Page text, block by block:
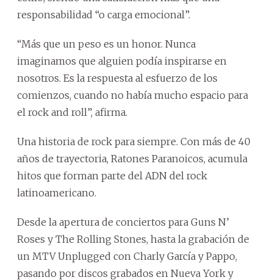
responsabilidad “o carga emocional”.
“Más que un peso es un honor. Nunca
imaginamos que alguien podía inspirarse en
nosotros. Es la respuesta al esfuerzo de los
comienzos, cuando no había mucho espacio para
el rock and roll”, afirma.
Una historia de rock para siempre. Con más de 40
años de trayectoria, Ratones Paranoicos, acumula
hitos que forman parte del ADN del rock
latinoamericano.
Desde la apertura de conciertos para Guns N’
Roses y The Rolling Stones, hasta la grabación de
un MTV Unplugged con Charly García y Pappo,
pasando por discos grabados en Nueva York y